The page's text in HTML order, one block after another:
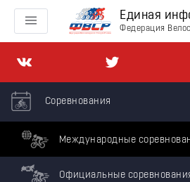
Единая
Федерация
Соревнования
Международные
Официальные